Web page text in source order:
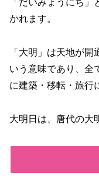
「だいみょうにち
かれます。
「大明」は天地が
いう意味であり、全
に建築・移転・旅行
大明日は、唐代の大